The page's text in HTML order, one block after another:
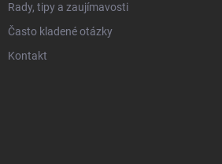
Rady, tipy a zaujímavosti
Často kladené otázky
Kontakt